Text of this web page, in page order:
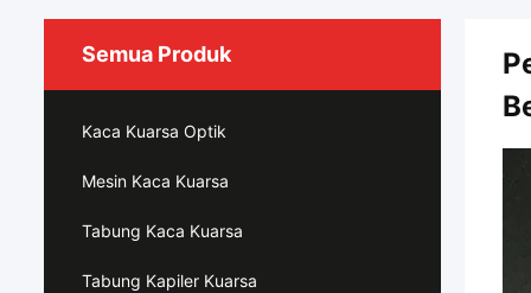
Semua Produk
Kaca Kuarsa Optik
Mesin Kaca Kuarsa
Tabung Kaca Kuarsa
Tabung Kapiler Kuarsa